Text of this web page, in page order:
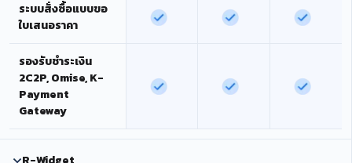
ระบบสั่งซื้อแบบขอ
ใบเสนอราคา
รองรับชำระเงิน
2C2P, Omise, K-
Payment
Gateway